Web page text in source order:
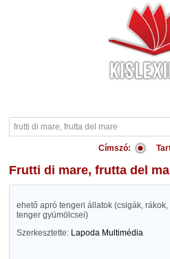
Címszó:
frutti di mare, frutta del
ehető apró tengeri állatok (csigák,
tenger gyümölcsei)
Szerkesztette: Lapoda Multimédia